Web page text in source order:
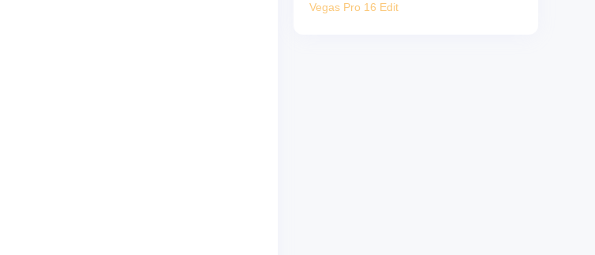
Vegas Pro 16 Edit